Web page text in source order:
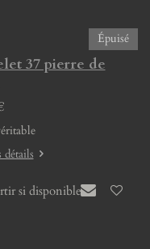
Épuisé
37 pierre de
si disponible